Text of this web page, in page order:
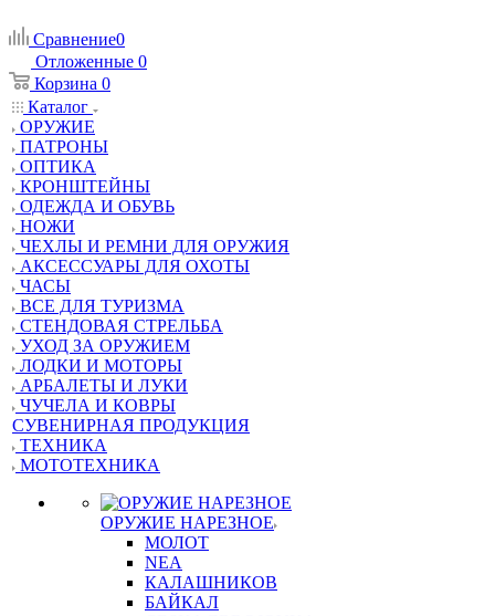
Сравнение0
Отложенные 0
Корзина 0
Каталог
ОРУЖИЕ
ПАТРОНЫ
ОПТИКА
КРОНШТЕЙНЫ
ОДЕЖДА И ОБУВЬ
НОЖИ
ЧЕХЛЫ И РЕМНИ ДЛЯ ОРУЖИЯ
АКСЕССУАРЫ ДЛЯ ОХОТЫ
ЧАСЫ
ВСЕ ДЛЯ ТУРИЗМА
СТЕНДОВАЯ СТРЕЛЬБА
УХОД ЗА ОРУЖИЕМ
ЛОДКИ И МОТОРЫ
АРБАЛЕТЫ И ЛУКИ
ЧУЧЕЛА И КОВРЫ
СУВЕНИРНАЯ ПРОДУКЦИЯ
ТЕХНИКА
МОТОТЕХНИКА
ОРУЖИЕ НАРЕЗНОЕ
МОЛОТ
NEA
КАЛАШНИКОВ
БАЙКАЛ